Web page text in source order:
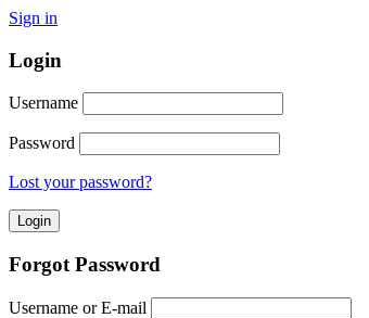
Sign in
Login
Username
Password
Lost your password?
Forgot Password
Username or E-mail